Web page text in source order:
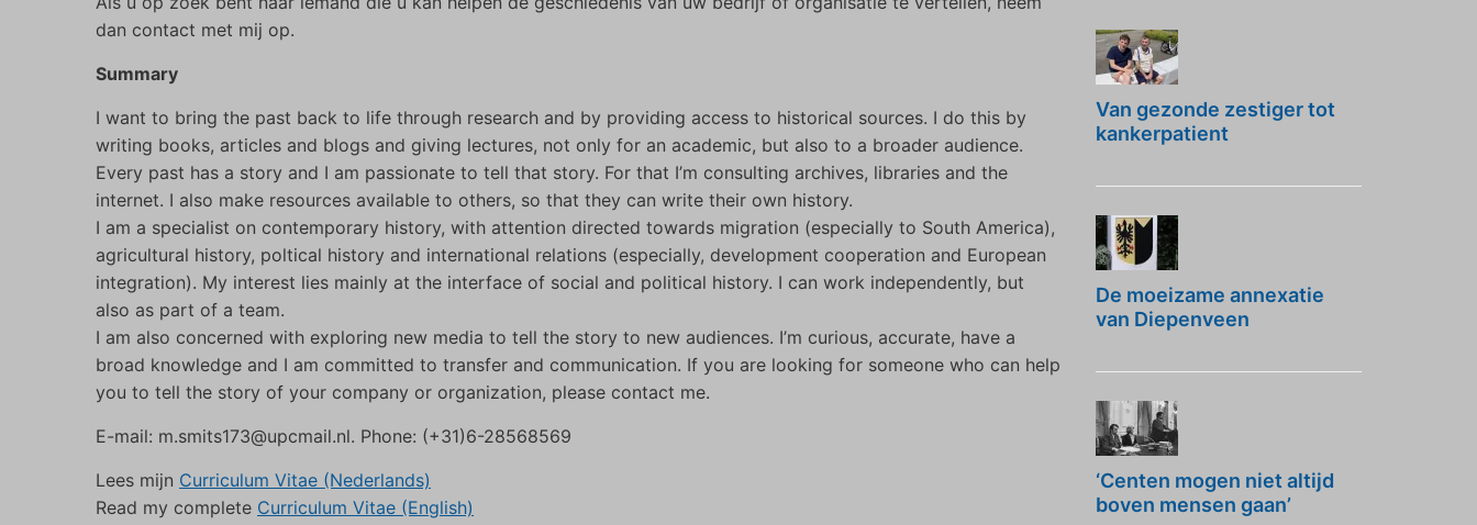
dan contact met mij op.
Summary
I want to bring the past back to life through research and by providing access to historical sources. I do this by
writing books, articles and blogs and giving lectures, not only for an academic, but also to a broader audience.
Every past has a story and I am passionate to tell that story. For that I’m consulting archives, libraries and the
internet. I also make resources available to others, so that they can write their own history.
I am a specialist on contemporary history, with attention directed towards migration (especially to South America),
agricultural history, poltical history and international relations (especially, development cooperation and European
integration). My interest lies mainly at the interface of social and political history. I can work independently, but
also as part of a team.
I am also concerned with exploring new media to tell the story to new audiences. I’m curious, accurate, have a
broad knowledge and I am committed to transfer and communication. If you are looking for someone who can help
you to tell the story of your company or organization, please contact me.
E-mail: m.smits173@upcmail.nl. Phone: (+31)6-28568569
Lees mijn Curriculum Vitae (Nederlands)
Read my complete Curriculum Vitae (English)
Van gezonde zestiger tot
kankerpatient
De moeizame annexatie
van Diepenveen
‘Centen mogen niet altijd
boven mensen gaan’